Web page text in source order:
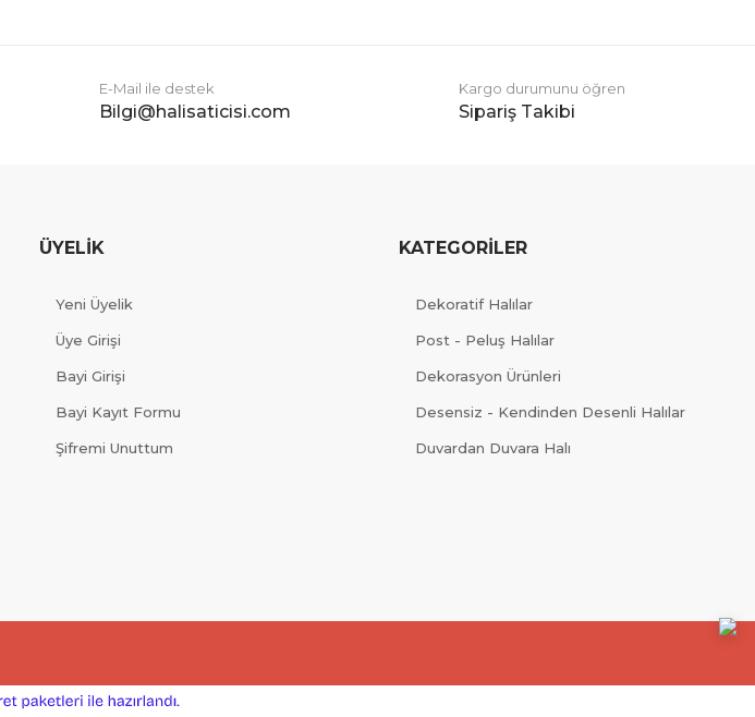
E-Mail ile destek
Bilgi@halisaticisi.com
Kargo durumunu öğren
Sipariş Takibi
ÜYELİK
Yeni Üyelik
Üye Girişi
Bayi Girişi
Bayi Kayıt Formu
Şifremi Unuttum
KATEGORİLER
Dekoratif Halılar
Post - Peluş Halılar
Dekorasyon Ürünleri
Desensiz - Kendinden Desenli Halılar
Duvardan Duvara Halı
e-